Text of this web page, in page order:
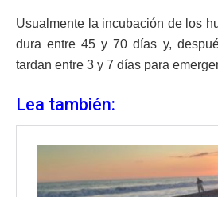
Usualmente la incubación de los
dura entre 45 y 70 días y,
tardan entre 3 y 7 días para
Lea también: